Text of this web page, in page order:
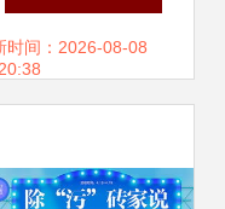
品展示与用户体
时间：2026-08-08